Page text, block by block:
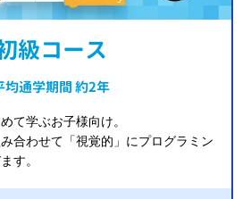
級コース
均通学期間 約2年
て学ぶお子様向け。
合わせて「視覚的」にプログラミン
す。